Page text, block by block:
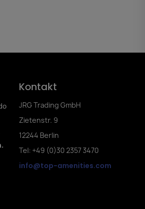
Kontakt
JRG Trading GmbH
Zietenstr. 9
12244 Berlin
Tel: +49 (0)30 2357 3470
info@top-amenities.com